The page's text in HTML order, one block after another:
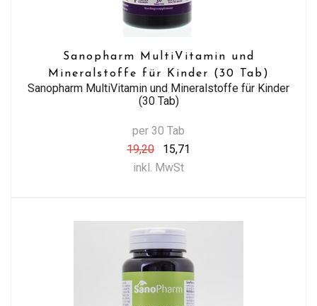
Sanopharm MultiVitamin und
Mineralstoffe für Kinder (30 Tab)
Sanopharm MultiVitamin und Mineralstoffe für Kinder
(30 Tab)
per 30 Tab
19,20
15,71
inkl. MwSt